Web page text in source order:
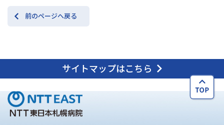
前のページへ戻る
サイトマップはこちら